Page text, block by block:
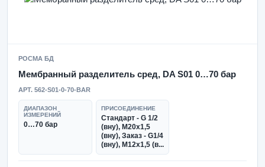
РОСМА БД
Мембранный разделитель сред, DA S01 0…70 бар
АРТ. 562-S01-0-70-BAR
ДИАПАЗОН
ИЗМЕРЕНИЙ
0…70 бар
ПРИСОЕДИНЕНИЕ
Стандарт - G 1/2
(вну), М20х1,5
(вну), Заказ - G1/4
(вну), М12х1,5 (в...